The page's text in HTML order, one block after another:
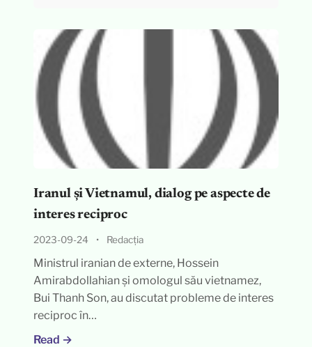
Iranul și Vietnamul, dialog pe aspecte de
interes reciproc
2023-09-24 • Redacția
Ministrul iranian de externe, Hossein
Amirabdollahian și omologul său vietnamez,
Bui Thanh Son, au discutat probleme de interes
reciproc în…
Read →